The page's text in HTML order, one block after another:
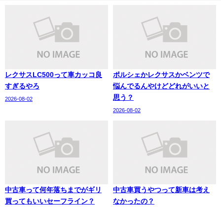
レクサスLC500って車カッコ良
すぎるやろ
2026-08-02
ポルシェかレクサスかベンツで
悩んでるんやけどどれがいいと
思う？
2026-08-02
中古車って何年落ちまでがギリ
買ってもいいセーフライン？
中古車買うやつって新車は考え
なかったの？